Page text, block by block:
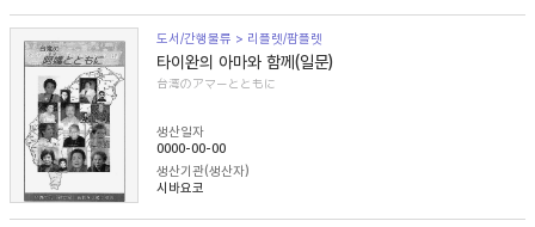
도서/간행물류 > 리플렛/팜플렛
타이완의 아마와 함께(일문)
台湾のアマーとともに
생산일자
0000-00-00
생산기관(생산자)
시바요코